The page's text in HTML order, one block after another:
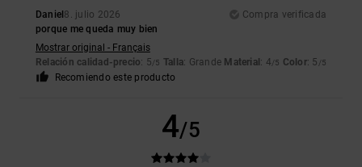
Daniel 8. julio 2026
Compra verificada
porque me queda muy bien
Mostrar original - Français
Relación calidad-precio: 5/5 Talla: Grande Material : 4/5 Color: 5 /5
Recomiendo este producto
4/5